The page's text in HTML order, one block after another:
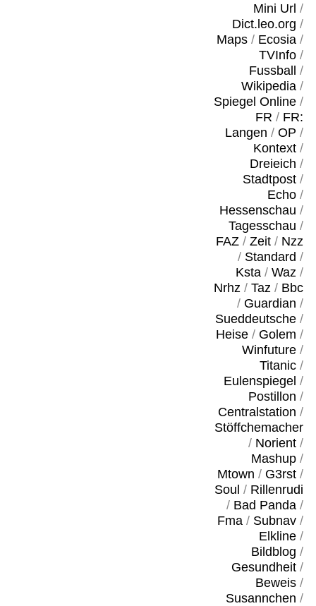
Mini Url /
Dict.leo.org /
Maps/ Ecosia/
TVInfo/
Fussball
/
Wikipedia/
Spiegel Online/
FR / FR:
Langen / OP /
Kontext/
Dreieich /
Stadtpost/
Echo/
Hessenschau /
Tagesschau /
FAZ/ Zeit/ Nzz
/ Standard /
Ksta/ Waz/
Nrhz/ Taz/ Bbc
/ Guardian /
Sueddeutsche/
Heise/ Golem /
Winfuture/
Titanic/
Eulenspiegel /
Postillon /
Centralstation /
Stöffchemacher
/ Norient/
Mashup/
Mtown / G3rst/
Soul / Rillenrudi
/ Bad Panda/
Fma/ Subnav/
Elkline/
Bildblog /
Gesundheit/
Beweis/
Susannchen /